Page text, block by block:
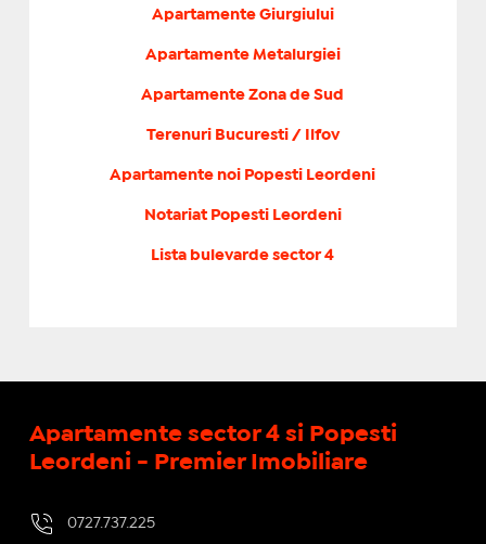
Apartamente Giurgiului
Apartamente Metalurgiei
Apartamente Zona de Sud
Terenuri Bucuresti / Ilfov
Apartamente noi Popesti Leordeni
Notariat Popesti Leordeni
Lista bulevarde sector 4
Apartamente sector 4 si Popesti
Leordeni - Premier Imobiliare
0727.737.225